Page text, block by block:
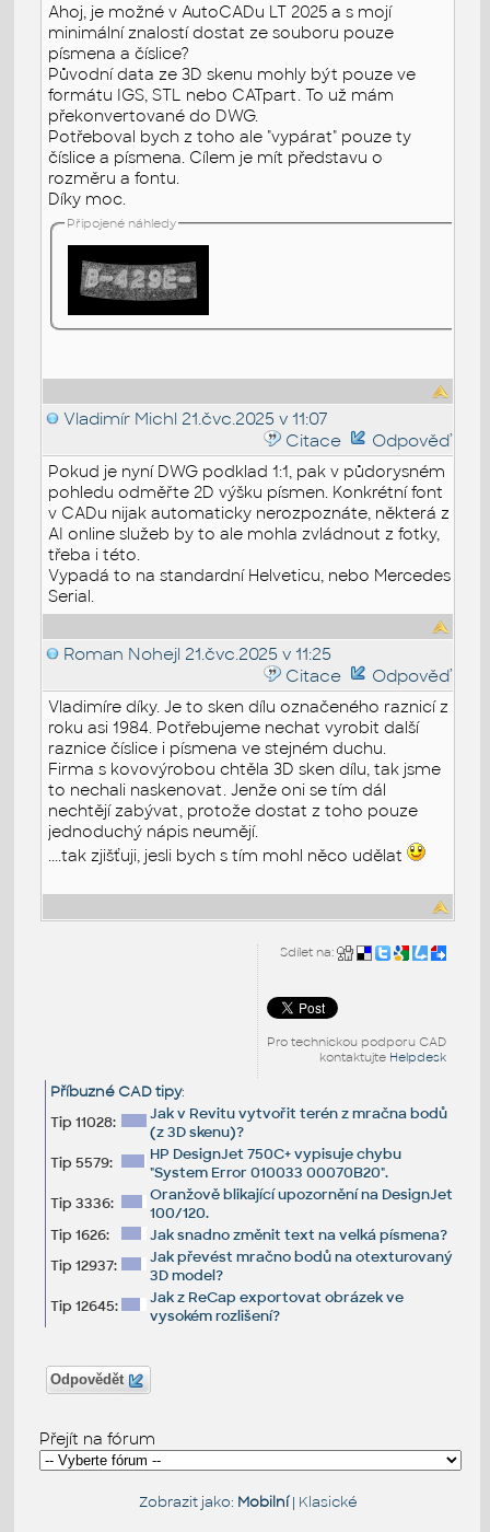
Ahoj, je možné v AutoCADu LT 2025 a s mojí
minimální znalostí dostat ze souboru pouze
písmena a číslice?
Původní data ze 3D skenu mohly být pouze ve
formátu IGS, STL nebo CATpart. To už mám
překonvertované do DWG.
Potřeboval bych z toho ale "vypárat" pouze ty
číslice a písmena. Cílem je mít představu o
rozměru a fontu.
Díky moc.
Připojené náhledy
Vladimír Michl 21.čvc.2025 v 11:07
Citace
Odpověď
Pokud je nyní DWG podklad 1:1, pak v půdorysném
pohledu odměřte 2D výšku písmen. Konkrétní font
v CADu nijak automaticky nerozpoznáte, některá z
AI online služeb by to ale mohla zvládnout z fotky,
třeba i této.
Vypadá to na standardní Helveticu, nebo Mercedes
Serial.
Roman Nohejl 21.čvc.2025 v 11:25
Citace
Odpověď
Vladimíre díky. Je to sken dílu označeného raznicí z
roku asi 1984. Potřebujeme nechat vyrobit další
raznice číslice i písmena ve stejném duchu.
Firma s kovovýrobou chtěla 3D sken dílu, tak jsme
to nechali naskenovat. Jenže oni se tím dál
nechtějí zabývat, protože dostat z toho pouze
jednoduchý nápis neumějí.
....tak zjišťuji, jesli bych s tím mohl něco udělat
Sdílet na:
Pro technickou podporu CAD
kontaktujte Helpdesk
Příbuzné CAD tipy:
Tip 11028:
Jak v Revitu vytvořit terén z mračna bodů
(z 3D skenu)?
Tip 5579:
HP DesignJet 750C+ vypisuje chybu
"System Error 010033 00070B20".
Tip 3336:
Oranžově blikající upozornění na DesignJet
100/120.
Tip 1626:
Jak snadno změnit text na velká písmena?
Tip 12937:
Jak převést mračno bodů na otexturovaný
3D model?
Tip 12645:
Jak z ReCap exportovat obrázek ve
vysokém rozlišení?
Odpovědět
Přejít na fórum
Zobrazit jako: Mobilní| Klasické